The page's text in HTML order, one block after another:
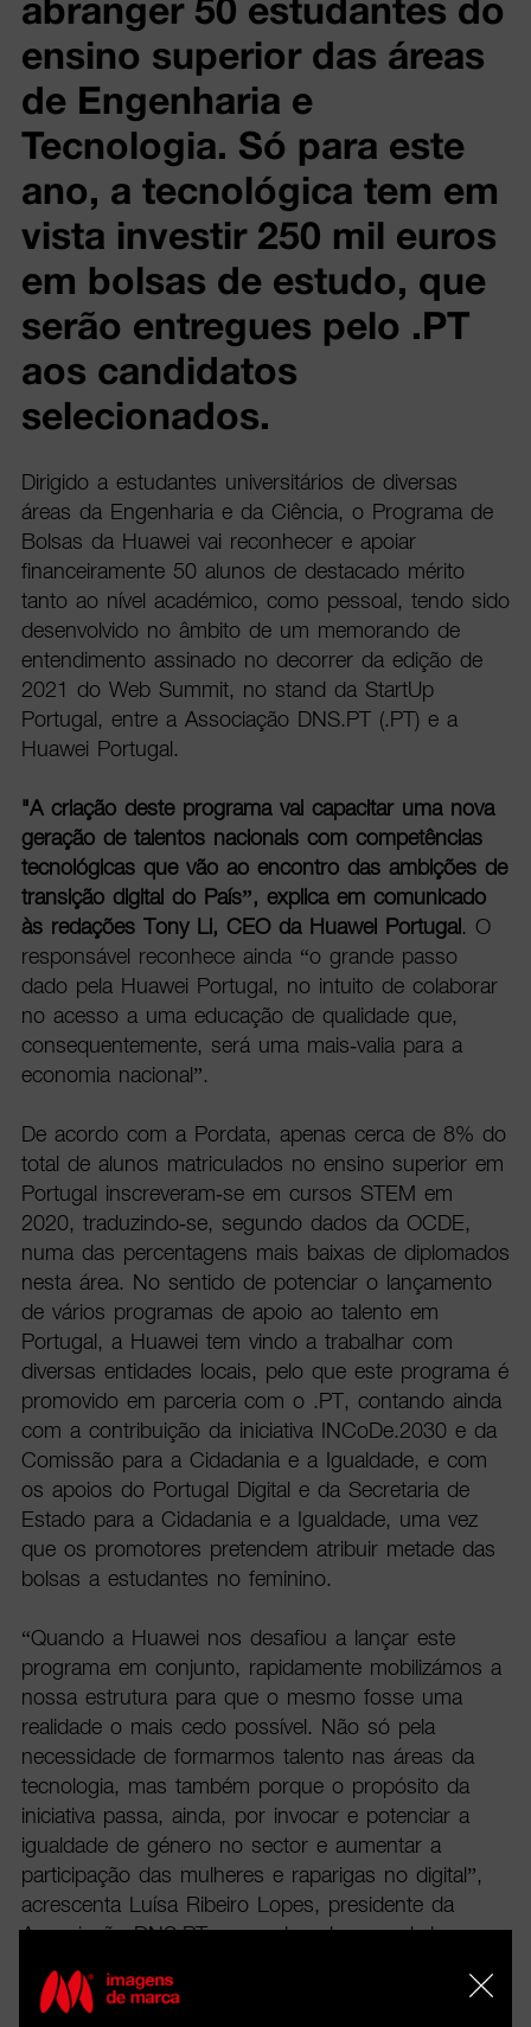
abranger 50 estudantes do
ensino superior das áreas
de Engenharia e
Tecnologia. Só para este
ano, a tecnológica tem em
vista investir 250 mil euros
em bolsas de estudo, que
serão entregues pelo .PT
aos candidatos
selecionados.
Dirigido a estudantes universitários de diversas
áreas da Engenharia e da Ciência, o Programa de
Bolsas da Huawei vai reconhecer e apoiar
financeiramente 50 alunos de destacado mérito
tanto ao nível académico, como pessoal, tendo sido
desenvolvido no âmbito de um memorando de
entendimento assinado no decorrer da edição de
2021 do Web Summit, no stand da StartUp
Portugal, entre a Associação DNS.PT (.PT) e a
Huawei Portugal.
"A criação deste programa vai capacitar uma nova
geração de talentos nacionais com competências
tecnológicas que vão ao encontro das ambições de
transição digital do País”, explica em comunicado
às redações Tony Li, CEO da Huawei Portugal. O
responsável reconhece ainda “o grande passo
dado pela Huawei Portugal, no intuito de colaborar
no acesso a uma educação de qualidade que,
consequentemente, será uma mais-valia para a
economia nacional”.
De acordo com a Pordata, apenas cerca de 8% do
total de alunos matriculados no ensino superior em
Portugal inscreveram-se em cursos STEM em
2020, traduzindo-se, segundo dados da OCDE,
numa das percentagens mais baixas de diplomados
nesta área. No sentido de potenciar o lançamento
de vários programas de apoio ao talento em
Portugal, a Huawei tem vindo a trabalhar com
diversas entidades locais, pelo que este programa é
promovido em parceria com o .PT, contando ainda
com a contribuição da iniciativa INCoDe.2030 e da
Comissão para a Cidadania e a Igualdade, e com
os apoios do Portugal Digital e da Secretaria de
Estado para a Cidadania e a Igualdade, uma vez
que os promotores pretendem atribuir metade das
bolsas a estudantes no feminino.
“Quando a Huawei nos desafiou a lançar este
programa em conjunto, rapidamente mobilizámos a
nossa estrutura para que o mesmo fosse uma
realidade o mais cedo possível. Não só pela
necessidade de formarmos talento nas áreas da
tecnologia, mas também porque o propósito da
iniciativa passa, ainda, por invocar e potenciar a
igualdade de género no sector e aumentar a
participação das mulheres e raparigas no digital”,
acrescenta Luísa Ribeiro Lopes, presidente da
Associação DNS.PT e coordenadora-geral do
programa INCoDe.2030.